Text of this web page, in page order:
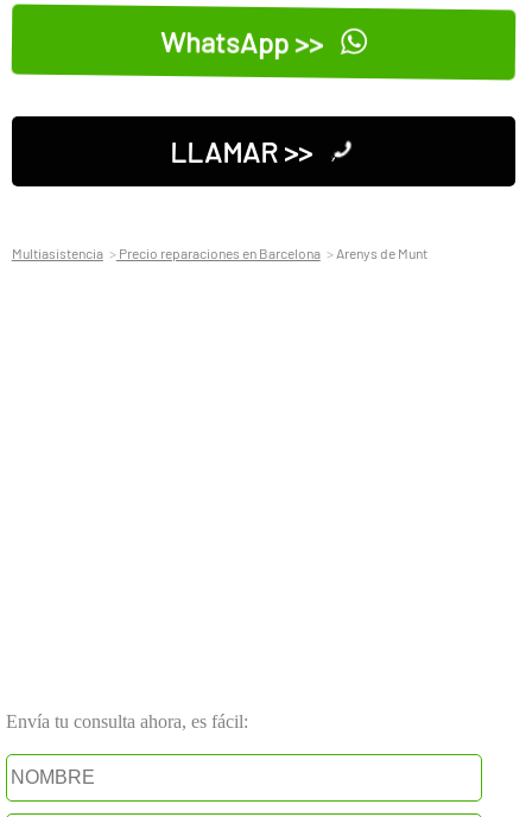
WhatsApp >>
LLAMAR >>
Multiasistencia Precio reparaciones en Barcelona Arenys de Munt
Envía tu consulta ahora, es fácil: